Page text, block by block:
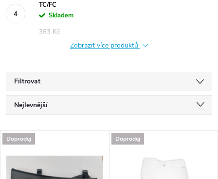
TC/FC
Skladem
363 Kč
Zobrazit více produktů
Filtrovat
Ř
a
z
Nejlevnější
Nejprodávanější
V
ý
Doprodej Doprodej